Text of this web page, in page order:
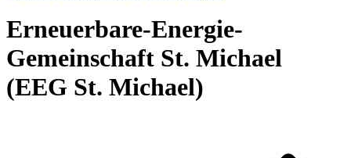
Erneuerbare-Energie-
Gemeinschaft St. Michael
(EEG St. Michael)